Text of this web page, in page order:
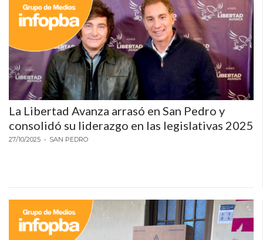
AYUDA
TÉRMINOS
CONDICIONES
POLÍTICAS
DE
SITIO
DIARIO
TAPA
La Libertad Avanza arrasó en San Pedro y
consolidó su liderazgo en las legislativas 2025
27/10/2025 • SAN PEDRO